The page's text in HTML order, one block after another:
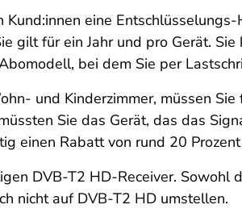
eine
gilt für ein Jahr und pro Gerät.
bei dem Sie per
und Kinderzimmer, müssen
Sie das Gerät, das das
einen Rabatt von rund 20
DVB-T2 HD-Receiver.
nicht auf DVB-T2 HD umstellen.